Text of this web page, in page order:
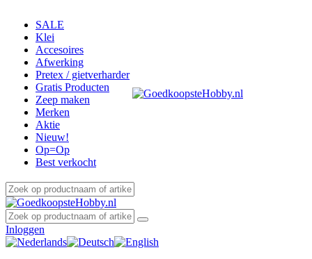
SALE
Klei
Accesoires
Afwerking
Pretex / gietverharder
Gratis Producten
Zeep maken
Merken
Aktie
Nieuw!
Op=Op
Best verkocht
Inloggen